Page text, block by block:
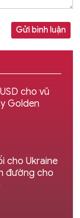
Gửi bình luận
cho vũ
Golden
cho Ukraine
đường cho